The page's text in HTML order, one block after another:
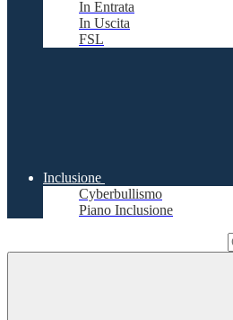
In Entrata
In Uscita
FSL
Inclusione
Cyberbullismo
Piano Inclusione